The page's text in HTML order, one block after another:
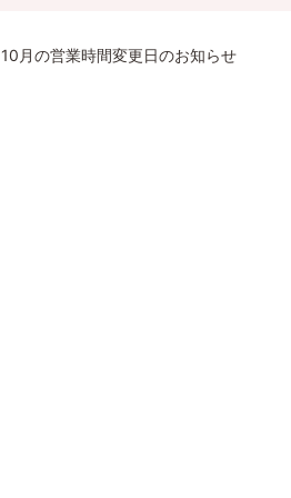
10月の営業時間変更日のお知らせ